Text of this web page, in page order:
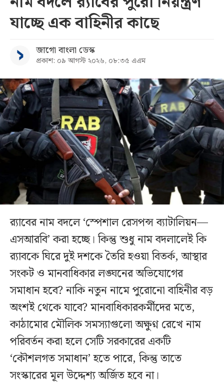
যাচ্ছে এক বাহিনীর কাছে
জাগো বাংলা ডেস্ক
প্রকাশ: ০৯ আগস্ট ২০২৬, ০৮:৩৫ এএম
র‍্যাবের নাম বদলে ‘স্পেশাল রেসপন্স ব্যাটালিয়ন—
এসআরবি’ করা হচ্ছে। কিন্তু শুধু নাম বদলালেই কি
র‍্যাবকে ঘিরে দুই দশকে তৈরি হওয়া বিতর্ক, আস্থার
সংকট ও মানবাধিকার লঙ্ঘনের অভিযোগের
সমাধান হবে? নাকি নতুন নামে পুরোনো বাহিনীর বড়
অংশই থেকে যাবে? মানবাধিকারকর্মীদের মতে,
কাঠামোর মৌলিক সমস্যাগুলো অক্ষুণ্ন রেখে নাম
পরিবর্তন করা হলে সেটি সরকারের একটি
‘কৌশলগত সমাধান’ হতে পারে, কিন্তু তাতে
সংস্কারের মূল উদ্দেশ্য অর্জিত হবে না।